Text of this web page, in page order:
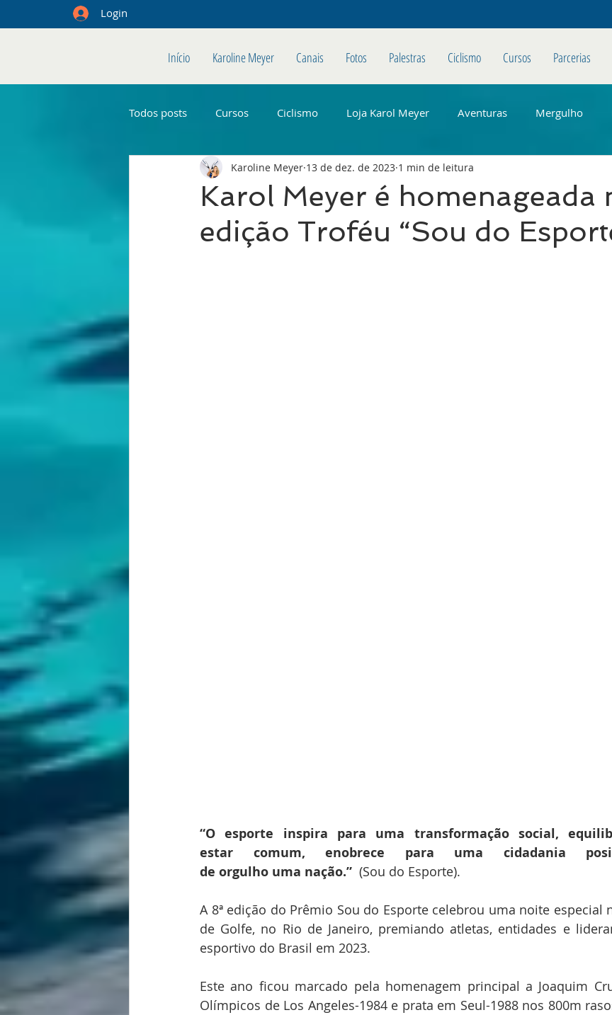
Login
Início Karoline Meyer Canais Fotos Palestras Ciclismo Cursos Parcerias
Todos posts Cursos Ciclismo Loja Karol Meyer Aventuras Mergulho
Karol Meyer é homenageada
edição Troféu “Sou do
Karoline Meyer 13 de dez. de 2023 1 min de leitura
“O esporte inspira para uma transformação social,
estar comum, enobrece para uma cidadania
de orgulho uma nação.” (Sou do Esporte).
A 8ª edição do Prêmio Sou do Esporte celebrou uma noite especial
de Golfe, no Rio de Janeiro, premiando atletas, entidades e
esportivo do Brasil em 2023.
Este ano ficou marcado pela homenagem principal a Joaquim
Olímpicos de Los Angeles-1984 e prata em Seul-1988 nos 800m